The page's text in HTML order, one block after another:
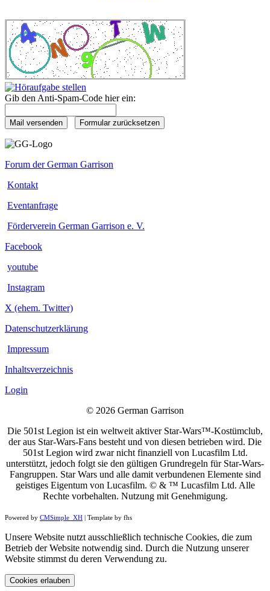
Gib den Anti-Spam-Code hier ein:
Forum der German Garrison
Kontakt
Eventanfrage
Förderverein German Garrison e. V.
Facebook
youtube
Instagram
X (ehem. Twitter)
Datenschutzerklärung
Impressum
Inhaltsverzeichnis
Login
© 2026 German Garrison
Die 501st Legion ist ein weltweit aktiver Star-Wars™-Kostümclub,
der aus Star-Wars-Fans besteht und von diesen betrieben wird. Die
501st Legion wird zwar nicht finanziell von Lucasfilm Ltd.
unterstützt, jedoch folgt sie den gültigen Grundregeln für Star-Wars-
Fangruppen. Star Wars und alle damit verbundenen Elemente sind
geistiges Eigentum von Lucasfilm. © & ™ Lucasfilm Ltd. Alle
Rechte vorbehalten. Nutzung mit Genehmigung.
Powered by CMSimple_XH | Template by fhs
Unsere Website nutzt ausschließlich technische Cookies, die zum
Betrieb der Website notwendig sind. Durch die Nutzung unserer
Website stimmst du deren Verwendung zu.
Cookies erlauben